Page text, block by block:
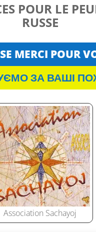
POUR LE
RUSSE
MERCI POUR
ЗА ВАШІ
Association Sachayoj